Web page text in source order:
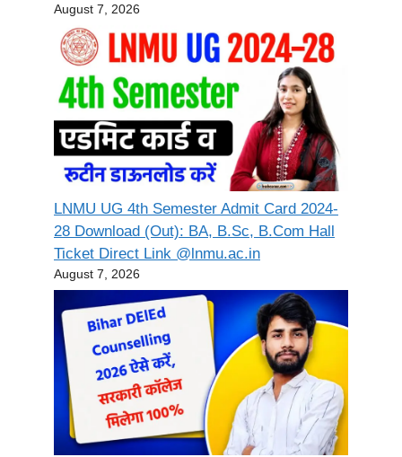
August 7, 2026
LNMU UG 4th Semester Admit Card 2024-
28 Download (Out): BA, B.Sc, B.Com Hall
Ticket Direct Link @lnmu.ac.in
August 7, 2026